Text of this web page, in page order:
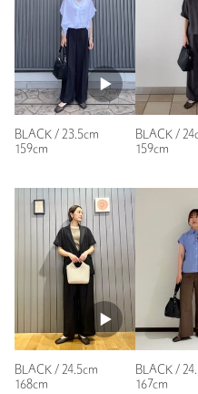
ニックネーム： m
投稿日： 2026年7月2日
購入
｜
購入カラー：BLACK
購入商品のサイズ感： ちょう
性がしっかりあり足裏への負
らかい素材で長時間履いてい
性別：女性
年代：
40代前半
158cm
普段の着用サイズ：
23.5cm
4人が参考になったと回答
参考になった
BLACK / 23.5cm
159cm
BLACK /
159cm
BLACK / 24.5cm
168cm
BLACK /
167cm